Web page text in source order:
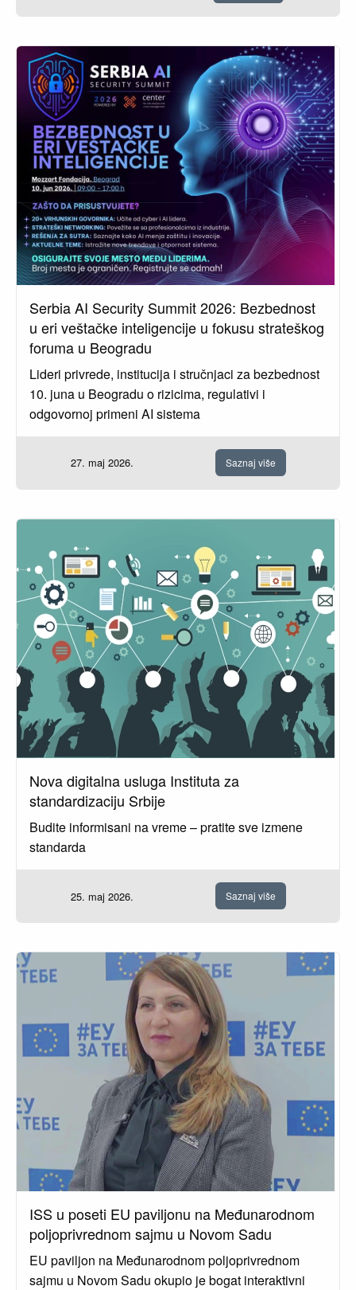
Serbia AI Security Summit 2026: Bezbednost
u eri veštačke inteligencije u fokusu strateškog
foruma u Beogradu
Lideri privrede, institucija i stručnjaci za bezbednost
10. juna u Beogradu o rizicima, regulativi i
odgovornoj primeni AI sistema
27. maj 2026. Saznaj više
Nova digitalna usluga Instituta za
standardizaciju Srbije
Budite informisani na vreme – pratite sve izmene
standarda
25. maj 2026. Saznaj više
ISS u poseti EU paviljonu na Međunarodnom
poljoprivrednom sajmu u Novom Sadu
EU paviljon na Međunarodnom poljoprivrednom
sajmu u Novom Sadu okupio je bogat interaktivni